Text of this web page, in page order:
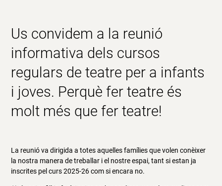
Us convidem a la reunió
informativa dels cursos
regulars de teatre per a infants
i joves. Perquè fer teatre és
molt més que fer teatre!
La reunió va dirigida a totes aquelles famílies que volen conèixer
la nostra manera de treballar i el nostre espai, tant si estan ja
inscrites pel curs 2025-26 com si encara no.